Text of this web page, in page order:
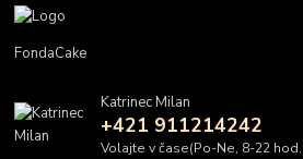
FondaCake
Katrinec Milan
+421 911214242
Volajte v čase(Po-Ne, 8-22